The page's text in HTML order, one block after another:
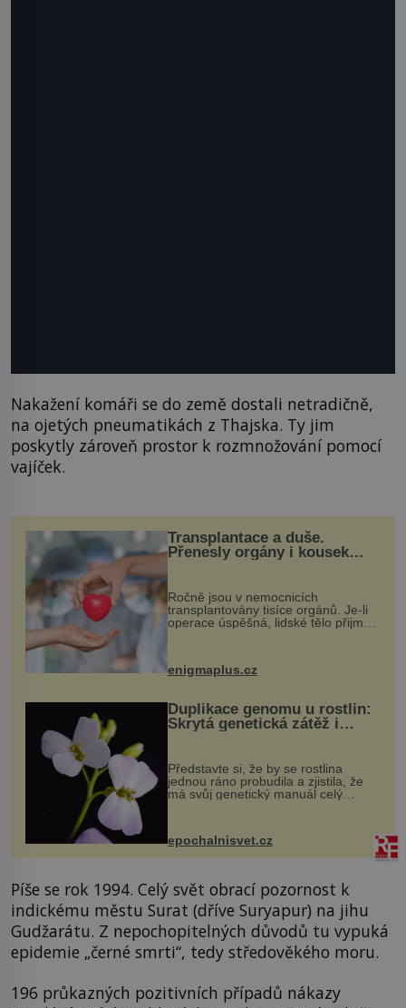
Nakažení komáři se do země dostali netradičně,
na ojetých pneumatikách z Thajska. Ty jim
poskytly zároveň prostor k rozmnožování pomocí
vajíček.
Transplantace a duše.
Přenesly orgány i kousek
Ročně jsou v nemocnicích
transplantovány tisíce orgánů. Je-li
operace úspěšná, lidské tělo přijme
enigmaplus.cz
Duplikace genomu u rostlin:
Skrytá genetická zátěž i
Představte si, že by se rostlina
jednou ráno probudila a zjistila, že
má svůj genetický manuál celý
vstupenka...
epochalnisvet.cz
Píše se rok 1994. Celý svět obrací pozornost k
indickému městu Surat (dříve Suryapur) na jihu
Gudžarátu. Z nepochopitelných důvodů tu vypuká
epidemie „černé smrti“, tedy středověkého moru.
196 průkazných pozitivních případů nákazy